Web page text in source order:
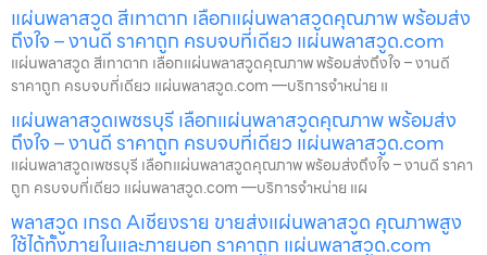
แผ่นพลาสวูด สีเทาตาก เลือกแผ่นพลาสวูดคุณภาพ พร้อมส่ง
ถึงใจ – งานดี ราคาถูก ครบจบที่เดียว แผ่นพลาสวูด.com
แผ่นพลาสวูด สีเทาตาก เลือกแผ่นพลาสวูดคุณภาพ พร้อมส่งถึงใจ – งานดี
ราคาถูก ครบจบที่เดียว แผ่นพลาสวูด.com —บริการจำหน่าย แ
แผ่นพลาสวูดเพชรบุรี เลือกแผ่นพลาสวูดคุณภาพ พร้อมส่ง
ถึงใจ – งานดี ราคาถูก ครบจบที่เดียว แผ่นพลาสวูด.com
แผ่นพลาสวูดเพชรบุรี เลือกแผ่นพลาสวูดคุณภาพ พร้อมส่งถึงใจ – งานดี ราคา
ถูก ครบจบที่เดียว แผ่นพลาสวูด.com —บริการจำหน่าย แผ
พลาสวูด เกรด Aเชียงราย ขายส่งแผ่นพลาสวูด คุณภาพสูง
ใช้ได้ทั้งภายในและภายนอก ราคาถูก แผ่นพลาสวูด.com